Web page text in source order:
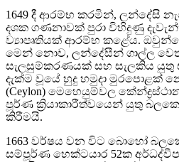
1649 දී ආරම්භ කරමින්, ලන්දේසි
දශක ගණනාවක් පුරා විහිදුණු
ව්‍යාපෘතියක් ආරම්භ කළේය.
මෙන් නොව, ලන්දේසීන් ගාල්ල
සැලසුම්කරණයක් සහ සැලකිය
දැක්ම වූයේ හුදු හමුදා
(Ceylon) මෙහෙයුම්වල
පූර්ණ ක්‍රියාකාරීත්වයෙන් යුතු
කිරීමයි.
1663 වර්ෂය වන විට බොහෝ
සම්පූර්ණ හෙක්ටයාර 52ක